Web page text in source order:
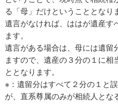
る「母」だけということとなり
遺言がなければ、ははが遺産す
ます。
遺言がある場合は、母には遺留
ますので、遺産の３分の１に相
ととなります。
※：遺留分はすべて２分の１と
が、直系尊属のみが相続人とな